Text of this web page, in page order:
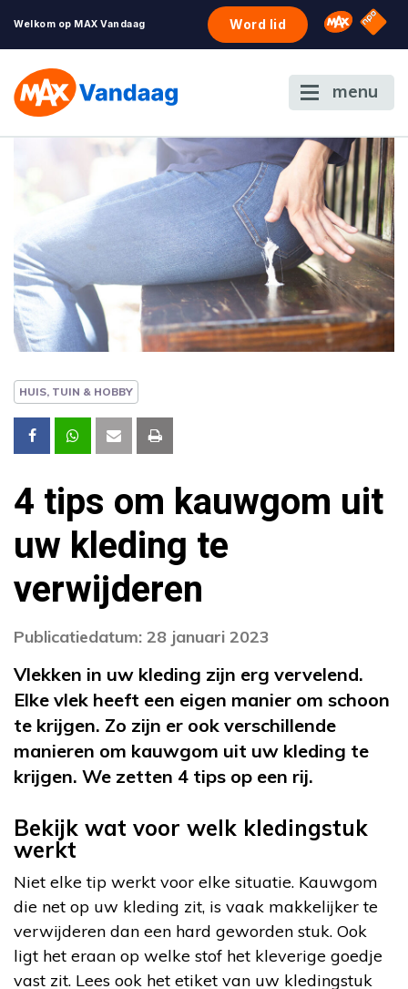
Welkom op MAX Vandaag Word lid Omroep
NPO
menu
HUIS, TUIN & HOBBY
4 tips om kauwgom uit
uw kleding te
verwijderen
Publicatiedatum: 28 januari 2023
Vlekken in uw kleding zijn erg vervelend.
Elke vlek heeft een eigen manier om schoon
te krijgen. Zo zijn er ook verschillende
manieren om kauwgom uit uw kleding te
krijgen. We zetten 4 tips op een rij.
Bekijk wat voor welk kledingstuk
werkt
Niet elke tip werkt voor elke situatie. Kauwgom
die net op uw kleding zit, is vaak makkelijker te
verwijderen dan een hard geworden stuk. Ook
ligt het eraan op welke stof het kleverige goedje
vast zit. Lees ook het etiket van uw kledingstuk